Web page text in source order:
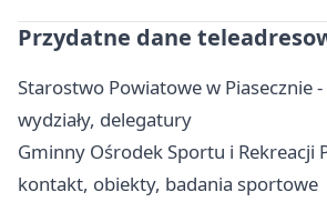
Przydatne dane
Starostwo Powiatowe w Piasecznie
wydziały, delegatury
Gminny Ośrodek Sportu i Rekreacji
kontakt, obiekty, badania sportowe